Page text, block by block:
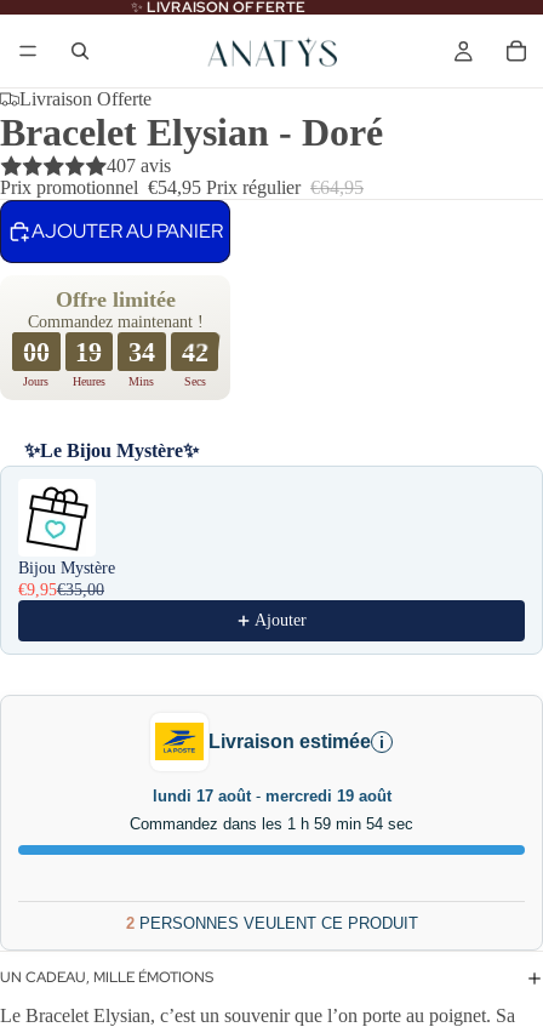
✨LIVRAISON OFFERTE
3D
Livraison Offerte
Bracelet Elysian - Doré
407 avis
Prix promotionnel €54,95 Prix régulier €64,95
AJOUTER AU PANIER
Offre limitée
Commandez maintenant !
00 19 34 40
Jours Heures Mins Secs
✨Le Bijou Mystère✨
Use the Previous and Next buttons to navigate through product
Bijou Mystère
€9,95€35,00
Ajouter
Livraison estimée i
lundi 17 août- mercredi 19 août
Commandez dans les 1 h 59 min 53 sec
2PERSONNES VEULENT CE PRODUIT
UN CADEAU, MILLE ÉMOTIONS
Le Bracelet Elysian, c’est un souvenir que l’on porte au poignet. Sa